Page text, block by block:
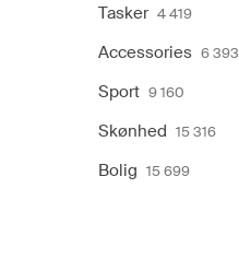
Tasker 4 419
Accessories 6 393
Sport 9 160
Skønhed 15 316
Bolig 15 699